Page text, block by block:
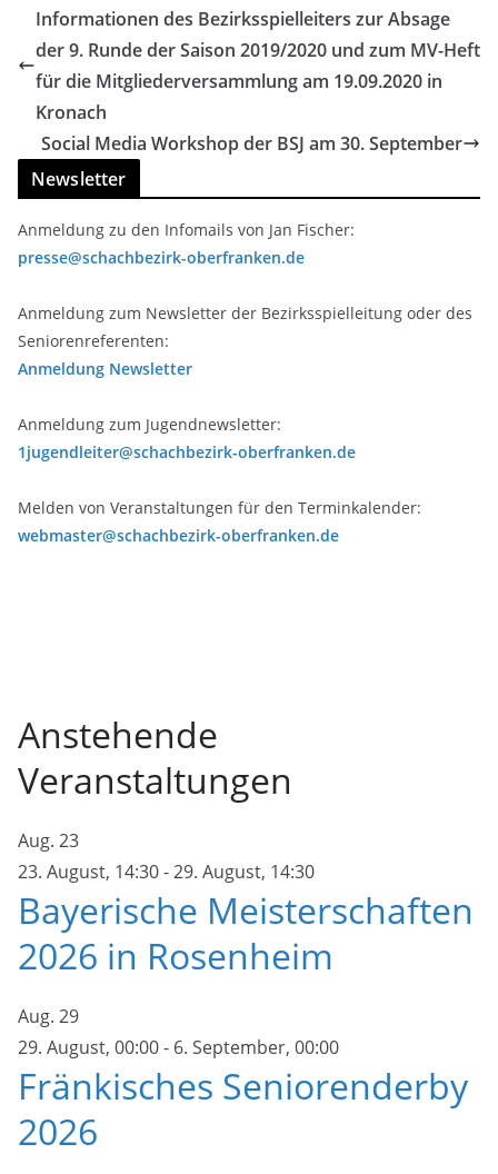
Informationen des Bezirksspielleiters zur Absage
der 9. Runde der Saison 2019/2020 und zum MV-Heft
für die Mitgliederversammlung am 19.09.2020 in
Kronach
Social Media Workshop der BSJ am 30. September
Newsletter
Anmeldung zu den Infomails von Jan Fischer:
presse@schachbezirk-oberfranken.de
Anmeldung zum Newsletter der Bezirksspielleitung oder des
Seniorenreferenten:
Anmeldung Newsletter
Anmeldung zum Jugendnewsletter:
1jugendleiter@schachbezirk-oberfranken.de
Melden von Veranstaltungen für den Terminkalender:
webmaster@schachbezirk-oberfranken.de
Anstehende
Veranstaltungen
Aug. 23
23. August, 14:30-29. August, 14:30
Bayerische Meisterschaften
2026 in Rosenheim
Aug. 29
29. August, 00:00- 6. September, 00:00
Fränkisches Seniorenderby
2026